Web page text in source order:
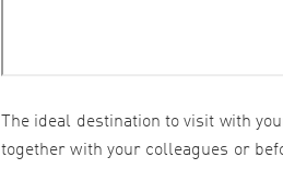
The ideal destination to visit with
together with your colleagues or